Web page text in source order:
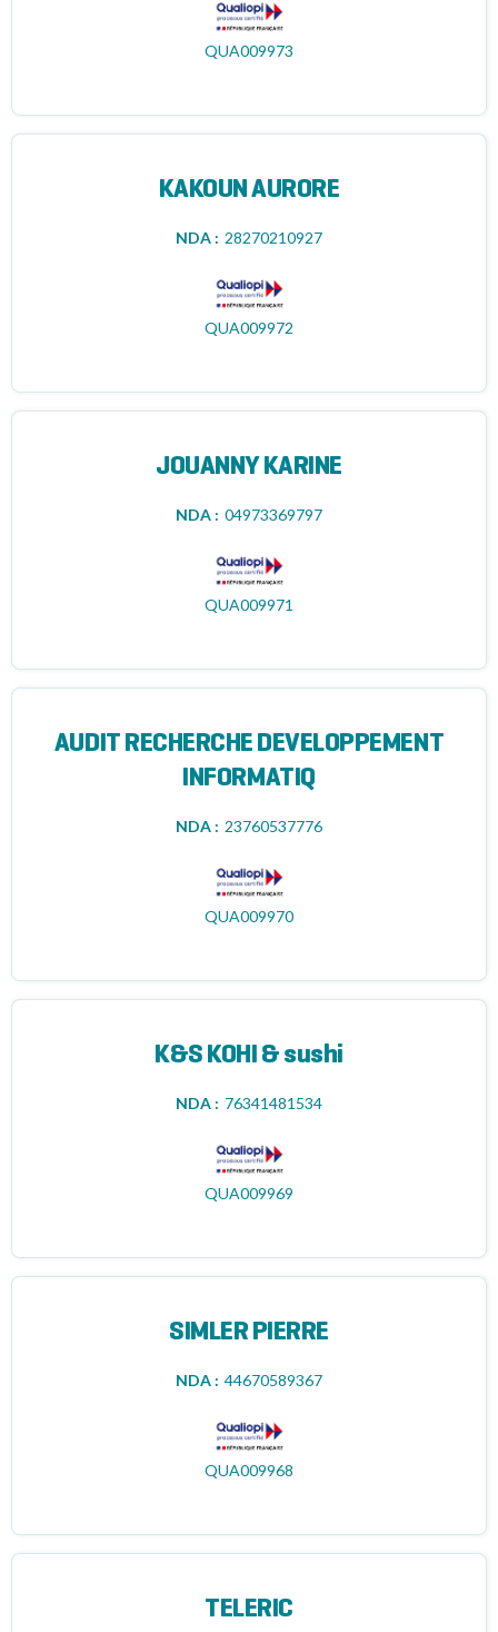
QUA009973
KAKOUN AURORE
NDA : 28270210927
QUA009972
JOUANNY KARINE
NDA : 04973369797
QUA009971
AUDIT RECHERCHE DEVELOPPEMENT
INFORMATIQ
NDA : 23760537776
QUA009970
K&S KOHI & sushi
NDA : 76341481534
QUA009969
SIMLER PIERRE
NDA : 44670589367
QUA009968
TELERIC